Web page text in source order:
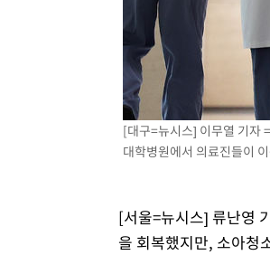
여수 오동도 해상서 모터보트 전
극한폭염 한풀 꺾이지만…'낮 최고
축구협회 "압수수색·성접대 논
[속보]'압수수색·성접대 논란' 축
'최고 37도' 폭염 지속…강원동해
[속보]뉴욕증시 상승 마감
[대구=뉴시스] 이무열 기자
대학병원에서 의료진들이
[서울=뉴시스] 류난영
을 회복했지만, 소아청